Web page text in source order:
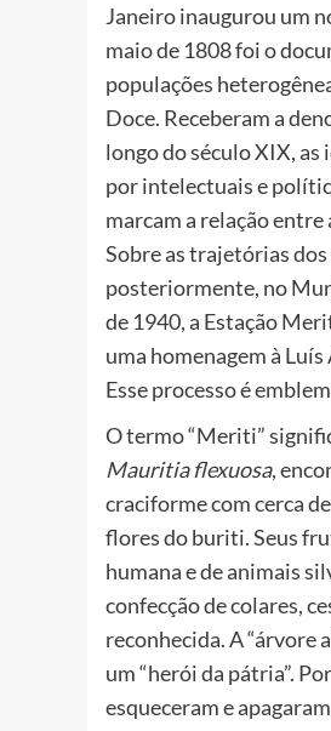
Janeiro inaugurou um
maio de 1808 foi o
populações
Doce. Receberam a
longo do século XIX,
por intelectuais e
marcam a relação
Sobre as trajetórias dos
posteriormente, no
de 1940, a Estação
uma homenagem à
Esse processo é
O termo “Meriti”
Mauritia flexuosa,
craciforme com cerca
flores do buriti. Seus
humana e de animais
confecção de colares,
reconhecida. A “árvore
um “herói da pátria”.
esqueceram e